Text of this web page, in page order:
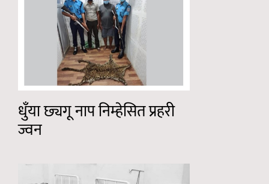
धुँया छ्यगू नाप निम्हेसित प्रहरी
ज्वन